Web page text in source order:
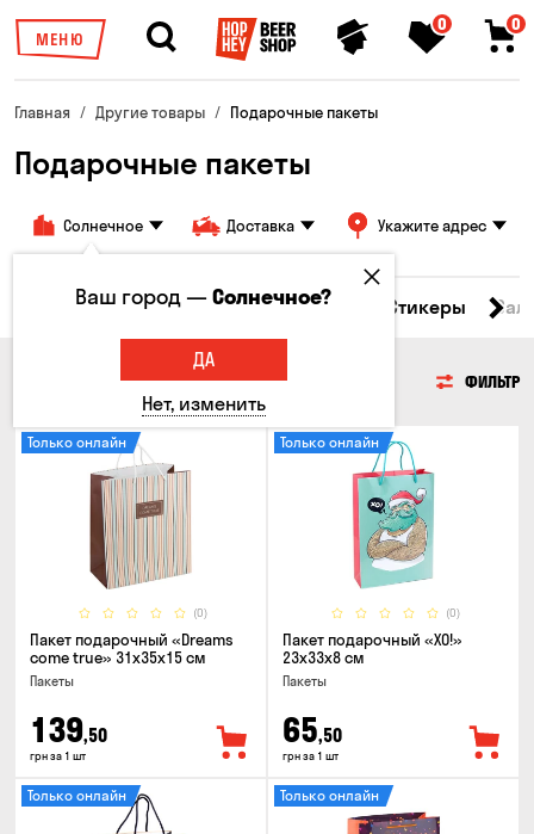
МЕНЮ
0 0
Главная Другие товары Подарочные пакеты
Подарочные пакеты
Солнечное Доставка Укажите адрес
Брелоки Подарочные пакеты Стикеры
ПОДАРОЧНЫЕ ПАКЕТЫ ФИЛЬТР
(0)
Только онлайн
Пакет подарочный «Dreams
come true» 31x35x15 см
Пакеты
139,50
грн за 1 шт
(0)
Только онлайн
Пакет подарочный «ХО!»
23x33x8 см
Пакеты
65,50
грн за 1 шт
Только онлайн Только онлайн
Ваш город —Солнечное?
ДА
Нет, изменить